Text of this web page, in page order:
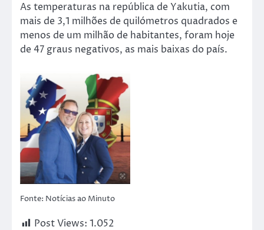
As temperaturas na república de Yakutia, com
mais de 3,1 milhões de quilómetros quadrados e
menos de um milhão de habitantes, foram hoje
de 47 graus negativos, as mais baixas do país.
Fonte: Notícias ao Minuto
Post Views: 1.052